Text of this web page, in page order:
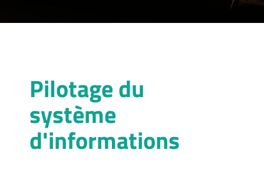
Pilotage du
système
d'informations